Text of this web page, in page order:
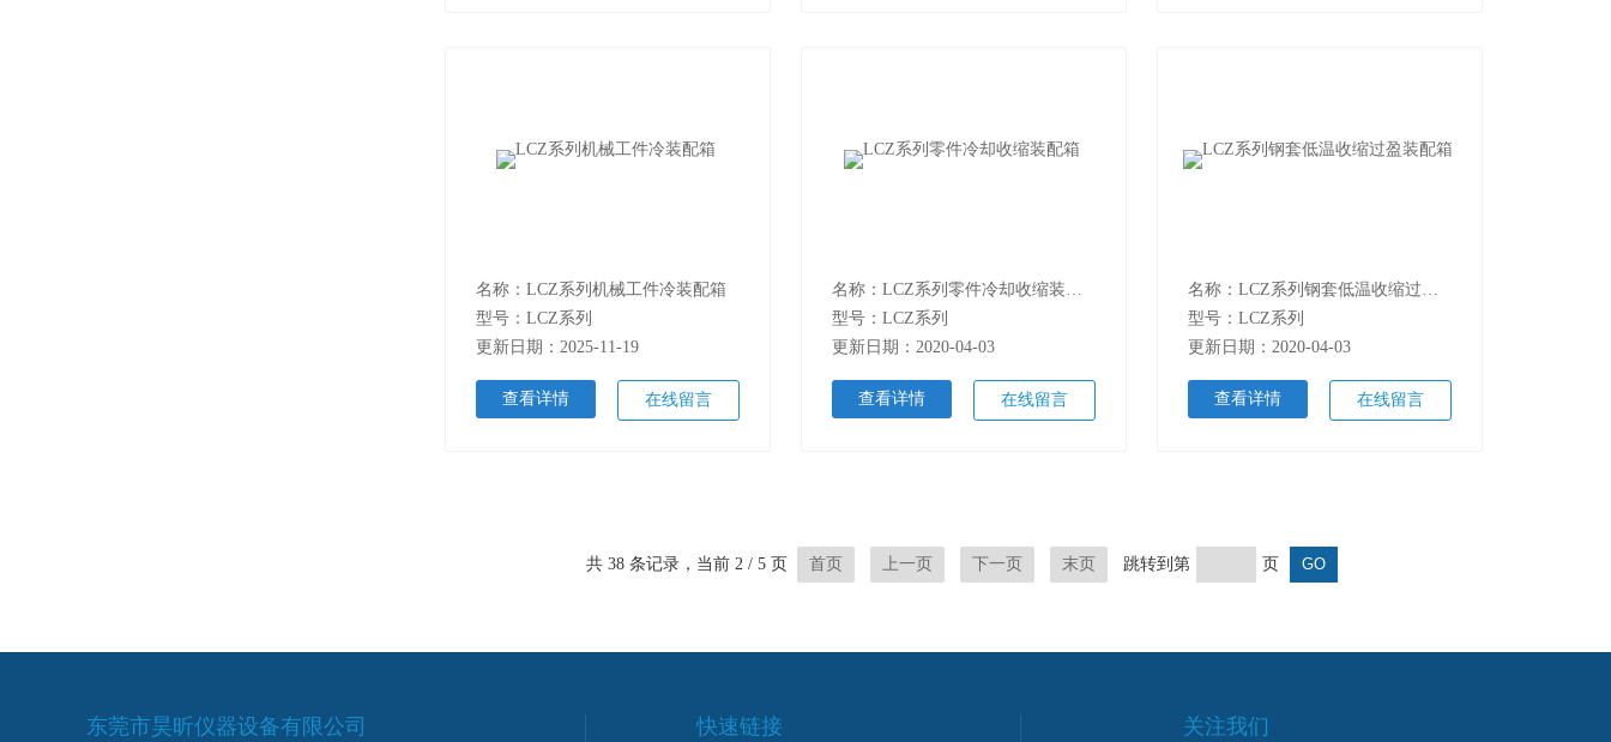
名称：LCZ系列机械工件冷装配箱
型号：LCZ系列
更新日期：2025-11-19
查看详情 在线留言
名称：LCZ系列零件冷却收缩装配箱
型号：LCZ系列
更新日期：2020-04-03
查看详情 在线留言
名称：LCZ系列钢套低温收缩过盈装配箱
型号：LCZ系列
更新日期：2020-04-03
查看详情 在线留言
共 38 条记录，当前 2 / 5 页 首页 上一页 下一页 末页 跳转到第 页
东莞市昊昕仪器设备有限公司 快速链接 关注我们